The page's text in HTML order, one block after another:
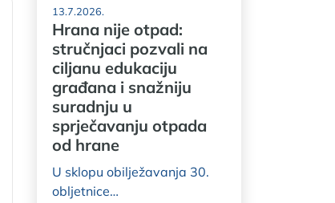
13.7.2026.
Hrana nije otpad:
stručnjaci pozvali na
ciljanu edukaciju
građana i snažniju
suradnju u
sprječavanju otpada
od hrane
U sklopu obilježavanja 30.
obljetnice…